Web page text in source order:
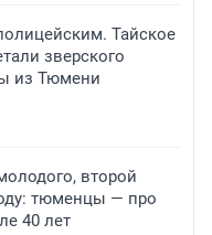
Тайское
зверского
из Тюмени
второй
тюменцы — про
40 лет